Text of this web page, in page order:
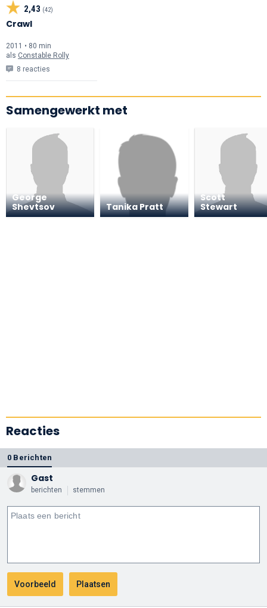
2,43 (42)
Crawl
2011 • 80 min
als Constable Rolly
8 reacties
Samengewerkt met
George
Shevtsov
Tanika Pratt
Scott
Stewart
Reacties
0 Berichten
Gast
berichten stemmen